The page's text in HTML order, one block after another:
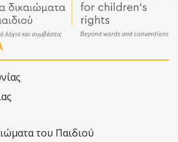
του Παιδιού